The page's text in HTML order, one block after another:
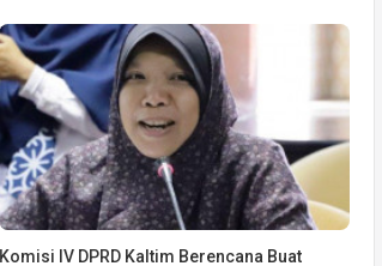
Komisi IV DPRD Kaltim Berencana Buat